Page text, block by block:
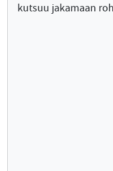
kutsuu jakamaan